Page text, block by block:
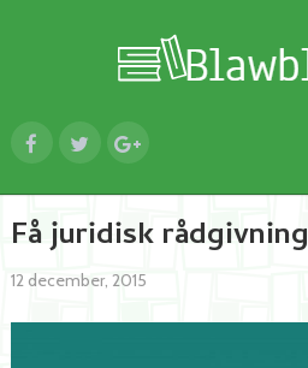
Få juridisk rådgivning
12 december, 2015